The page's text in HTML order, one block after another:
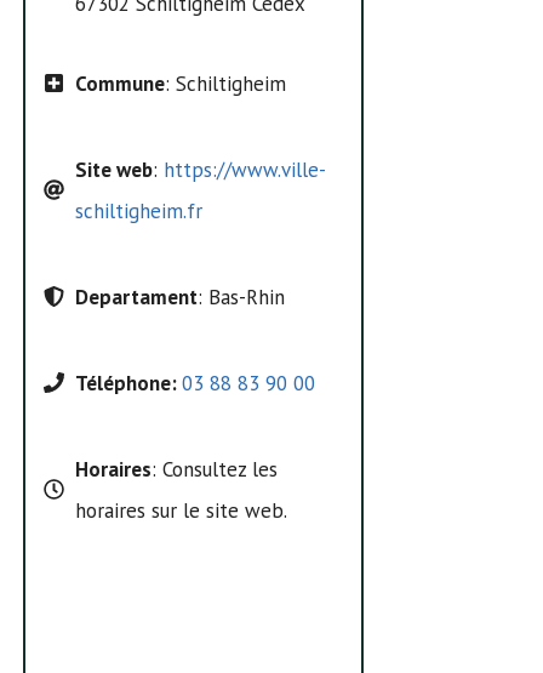
Commune: Schiltigheim
Site web: https://www.ville-
schiltigheim.fr
Departament: Bas-Rhin
Téléphone:03 88 83 90 00
Horaires: Consultez les
horaires sur le site web.